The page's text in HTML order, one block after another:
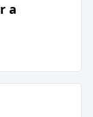
a